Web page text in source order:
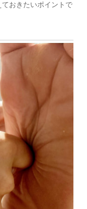
おきたいポイントで